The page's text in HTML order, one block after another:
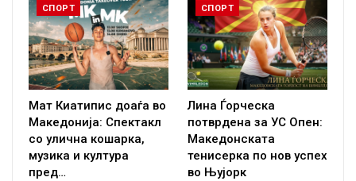
СПОРТ
Мат Киатипис доаѓа во
Македонија: Спектакл
со улична кошарка,
музика и култура
пред…
СПОРТ
Лина Ѓорческа
потврдена за УС Опен:
Македонската
тенисерка по нов успех
во Њујорк